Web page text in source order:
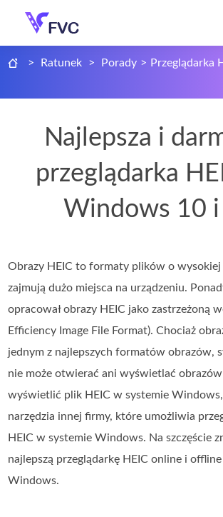
> Ratunek > Porady > Przeglądarka
Najlepsza i
przeglądarka
Windows 10
Obrazy HEIC to formaty plików o wysokiej
zajmują dużo miejsca na urządzeniu.
opracował obrazy HEIC jako zastrzeżoną
Efficiency Image File Format). Chociaż
jednym z najlepszych formatów obrazów,
nie może otwierać ani wyświetlać obrazów
wyświetlić plik HEIC w systemie
narzędzia innej firmy, które umożliwia
HEIC w systemie Windows. Na szczęście
najlepszą przeglądarkę HEIC online i
Windows.